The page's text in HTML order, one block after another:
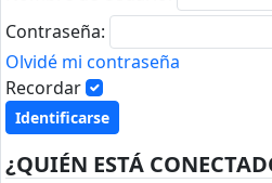
Contraseña:
Olvidé mi contraseña
Recordar
¿QUIÉN ESTÁ